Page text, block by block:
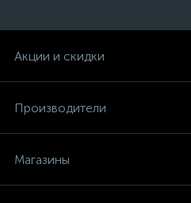
Акции и скидки
Производители
Магазины